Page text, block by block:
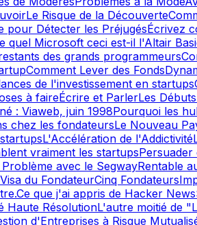
Le Risque de la Découverte
pour Détecter les PréjugésÉcrivez
quel Microsoft ceci est-il l'Altair
des grands programmeurs
Comment Lever des Fonds
de l'investissement en startups
à faireÉcrire et ParlerLes
: Viaweb, juin 1998Pourquoi les
chez les fondateursLe Nouveau
L'Accélération de l'Addictivité
vraiment les startups
Problème avec le SegwayRentable
du FondateurCinq Fondateurs
Ce que j'ai appris de Hacker News
Haute RésolutionL'autre moitié de
d'Entreprises à Risque